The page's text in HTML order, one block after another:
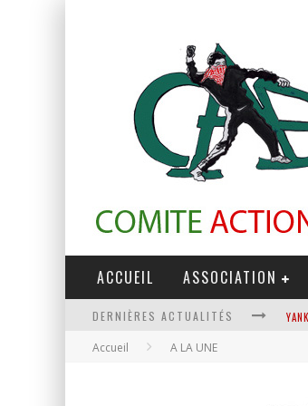
ACCUEIL ASSOCIATION
DERNIÈRES ACTUALITÉS
LA
Accueil A LA UNE